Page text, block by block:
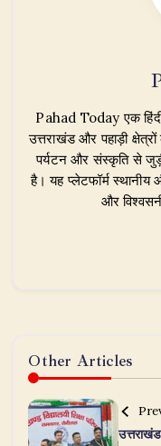
Pahad Today एक
उत्तराखंड और पहाड़ी क्षेत्रों
पर्यटन और संस्कृति से
है। यह प्लेटफॉर्म स्थानीय
और
Other Articles